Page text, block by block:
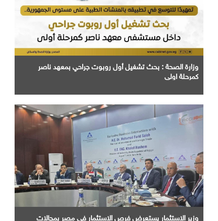
وزارة الصحة : بحث تشغيل أول روبوت جراحي بمعهد ناصر
كمرحلة اولي
وزير الاستثمار يستعرض فرص الاستثمار في مصر بمجالات